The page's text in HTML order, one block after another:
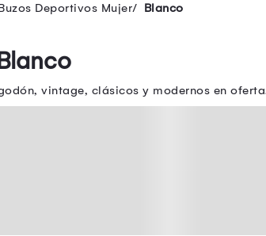
Deportivos Mujer Blanco
vintage, clásicos y modernos en